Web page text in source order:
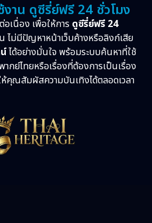
งาน ดูซีรี่ย์ฟรี 24 ชั่วโมง
เนื่อง เพื่อให้การ ดูซีรี่ย์ฟรี 24
ไม่มีปัญหาหน้าเว็บค้างหรือลิงก์เสีย
ได้อย่างมั่นใจ พร้อมระบบค้นหาที่ใช้
ากย์ไทยหรือเรื่องที่ต้องการเป็นเรื่อง
คุณสัมผัสความบันเทิงได้ตลอดเวลา